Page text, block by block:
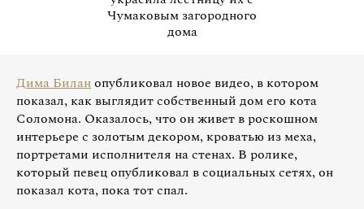
Чумаковым загородного
дома
Дима Биланопубликовал новое видео, в котором
показал, как выглядит собственный дом его кота
Соломона. Оказалось, что он живет в роскошном
интерьере с золотым декором, кроватью из меха,
портретами исполнителя на стенах. В ролике,
который певец опубликовал в социальных сетях, он
показал кота, пока тот спал.